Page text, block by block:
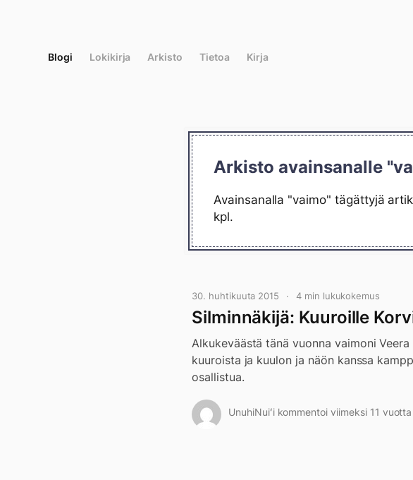
Blogi Lokikirja Arkisto Tietoa Kirja
Arkisto avainsanalle
Avainsanalla "vaimo" tägättyjä
kpl.
30. huhtikuuta 2015 4 min lukukokemus
Silminnäkijä: Kuuroille
Alkukeväästä tänä vuonna vaimoni
kuuroista ja kuulon ja näön kanssa
osallistua.
UnuhiNuiʻi kommentoi viimeksi 11